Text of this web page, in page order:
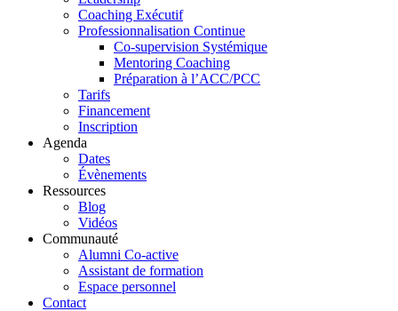
Coaching Exécutif
Professionnalisation Continue
Co-supervision Systémique
Mentoring Coaching
Préparation à l’ACC/PCC
Tarifs
Financement
Inscription
Agenda
Dates
Évènements
Ressources
Blog
Vidéos
Communauté
Alumni Co-active
Assistant de formation
Espace personnel
Contact